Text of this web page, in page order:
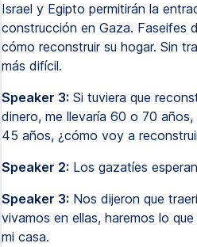
Israel y Egipto permitirán la
construcción en Gaza. Faseifes
cómo reconstruir su hogar. Sin
más difícil.
Speaker 3: Si tuviera que
dinero, me llevaría 60 o 70
45 años, ¿cómo voy a
Speaker 2: Los gazatíes
Speaker 3: Nos dijeron que
vivamos en ellas, haremos lo
mi casa.